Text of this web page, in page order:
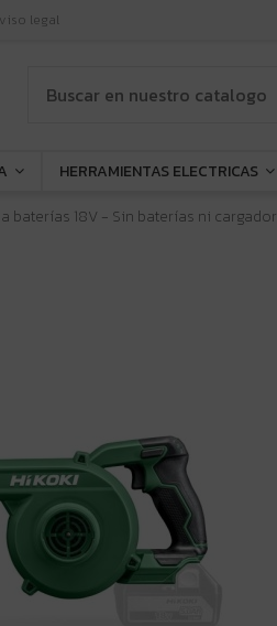
legal
HERRAMIENTAS ELECTRICAS
baterías 18V - Sin baterías ni cargador